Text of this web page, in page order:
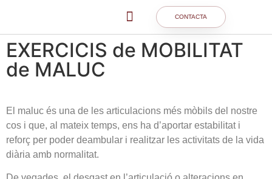
CONTACTA
EXERCICIS de MOBILITAT
de MALUC
El maluc és una de les articulacions més mòbils del nostre
cos i que, al mateix temps, ens ha d’aportar estabilitat i
reforç per poder deambular i realitzar les activitats de la vida
diària amb normalitat.